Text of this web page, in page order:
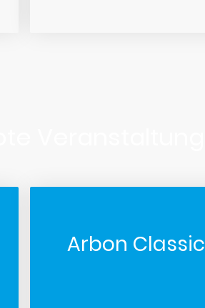
Arbon Classic